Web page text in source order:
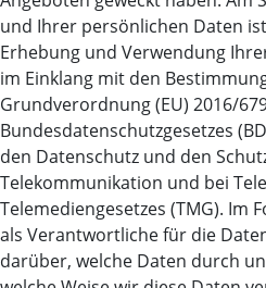
und Ihrer persönlichen Daten
Erhebung und Verwendung
im Einklang mit den
Grundverordnung (EU) 2016/
Bundesdatenschutzgesetzes
den Datenschutz und den
Telekommunikation und bei
Telemediengesetzes (TMG). Im
als Verantwortliche für die
darüber, welche Daten durch